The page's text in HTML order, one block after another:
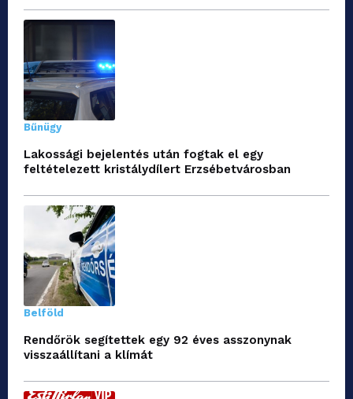
Bűnügy
Lakossági bejelentés után fogtak el egy
feltételezett kristálydílert Erzsébetvárosban
Belföld
Rendőrök segítettek egy 92 éves asszonynak
visszaállítani a klímát